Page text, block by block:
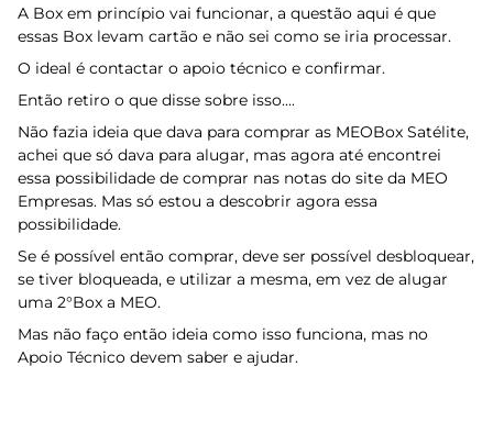
A Box em princípio vai funcionar, a questão aqui é que
essas Box levam cartão e não sei como se iria processar.
O ideal é contactar o apoio técnico e confirmar.
Então retiro o que disse sobre isso....
Não fazia ideia que dava para comprar as MEOBox Satélite,
achei que só dava para alugar, mas agora até encontrei
essa possibilidade de comprar nas notas do site da MEO
Empresas. Mas só estou a descobrir agora essa
possibilidade.
Se é possível então comprar, deve ser possível desbloquear,
se tiver bloqueada, e utilizar a mesma, em vez de alugar
uma 2°Box a MEO.
Mas não faço então ideia como isso funciona, mas no
Apoio Técnico devem saber e ajudar.